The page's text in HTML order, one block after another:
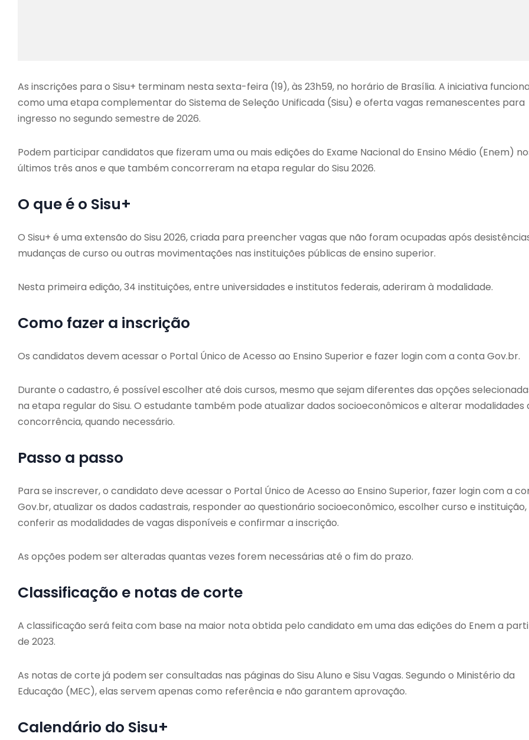
As inscrições para o Sisu+ terminam nesta sexta-feira (19), às 23h59, no horário de Brasília. A iniciativa
como uma etapa complementar do Sistema de Seleção Unificada (Sisu) e oferta vagas remanescentes para
ingresso no segundo semestre de 2026.
Podem participar candidatos que fizeram uma ou mais edições do Exame Nacional do Ensino Médio (Enem)
últimos três anos e que também concorreram na etapa regular do Sisu 2026.
O que é o Sisu+
O Sisu+ é uma extensão do Sisu 2026, criada para preencher vagas que não foram ocupadas após
mudanças de curso ou outras movimentações nas instituições públicas de ensino superior.
Nesta primeira edição, 34 instituições, entre universidades e institutos federais, aderiram à modalidade.
Como fazer a inscrição
Os candidatos devem acessar o Portal Único de Acesso ao Ensino Superior e fazer login com a conta Gov.br.
Durante o cadastro, é possível escolher até dois cursos, mesmo que sejam diferentes das opções
na etapa regular do Sisu. O estudante também pode atualizar dados socioeconômicos e alterar modalidades
concorrência, quando necessário.
Passo a passo
Para se inscrever, o candidato deve acessar o Portal Único de Acesso ao Ensino Superior, fazer login com a
Gov.br, atualizar os dados cadastrais, responder ao questionário socioeconômico, escolher curso e instituição,
conferir as modalidades de vagas disponíveis e confirmar a inscrição.
As opções podem ser alteradas quantas vezes forem necessárias até o fim do prazo.
Classificação e notas de corte
A classificação será feita com base na maior nota obtida pelo candidato em uma das edições do Enem a
de 2023.
As notas de corte já podem ser consultadas nas páginas do Sisu Aluno e Sisu Vagas. Segundo o Ministério da
Educação (MEC), elas servem apenas como referência e não garantem aprovação.
Calendário do Sisu+